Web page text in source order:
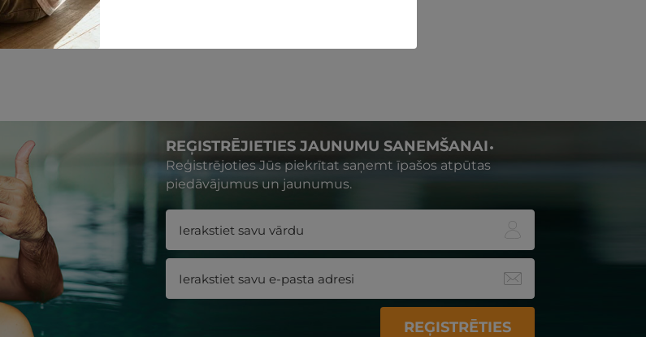
REĢISTRĒJIETIES JAUNUMU SAŅEMŠANAI
Reģistrējoties Jūs piekrītat saņemt īpašos atpūtas
piedāvājumus un jaunumus.
REĢISTRĒTIES